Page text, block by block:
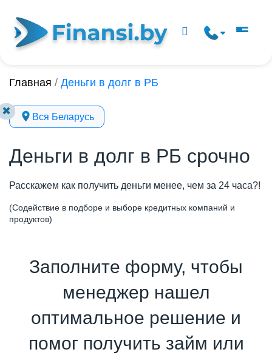
✖
Главная / Деньги в долг в РБ
Вся Беларусь
Деньги в долг в РБ срочно
Расскажем как получить деньги менее, чем за 24 часа?!
(Содействие в подборе и выборе кредитных компаний и
продуктов)
Заполните форму, чтобы
менеджер нашел
оптимальное решение и
помог получить займ или